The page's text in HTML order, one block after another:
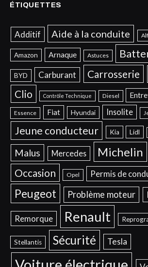
ÉTIQUETTES
Additif Aide à la conduite
Amazon Arnaque Astuces
BYD Carburant Carrosserie
Clio Contrôle Technique Diesel
Essence Fiat Hyundai Insolite
Jeune conducteur Kia Lidl
Malus Mercedes Michelin
Occasion Opel Permis de
Peugeot Problème moteur
Remorque Renault
Stellantis Sécurité Tesla